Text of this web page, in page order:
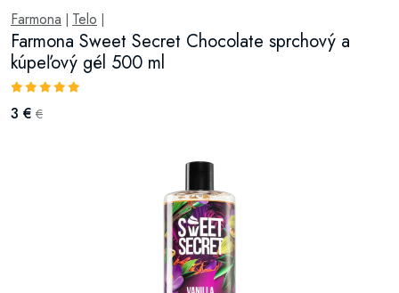
Farmona Telo
Farmona Sweet Secret Chocolate sprchový a
kúpeľový gél 500 ml
3 € €